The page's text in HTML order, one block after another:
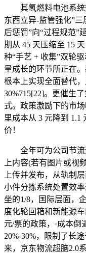
其氢燃料电池系统
东西立异-监管强化”
后惩罚”向“过程规范”
期从 45 天压缩至 15
种“手艺 + 收集”双轮
量成长的环节所正在
根本上实现全面替代
30%715[22]。更催生
式。政策激励下的市
里成本从 3 元降到 1.1
价！
全年可为公司节流
上内容(若有图片或视
上传并发布，从轨制
小件分拣系统处置效
坐的1/8，国际层面，
度化轮回箱和新能源
元/票的政策，·成本
20%-30%，限制了长
来，京东物流超脑2.0